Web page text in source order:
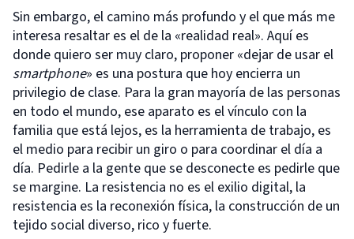
Sin embargo, el camino más profundo y el que más me
interesa resaltar es el de la «realidad real». Aquí es
donde quiero ser muy claro, proponer «dejar de usar el
smartphone» es una postura que hoy encierra un
privilegio de clase. Para la gran mayoría de las personas
en todo el mundo, ese aparato es el vínculo con la
familia que está lejos, es la herramienta de trabajo, es
el medio para recibir un giro o para coordinar el día a
día. Pedirle a la gente que se desconecte es pedirle que
se margine. La resistencia no es el exilio digital, la
resistencia es la reconexión física, la construcción de un
tejido social diverso, rico y fuerte.